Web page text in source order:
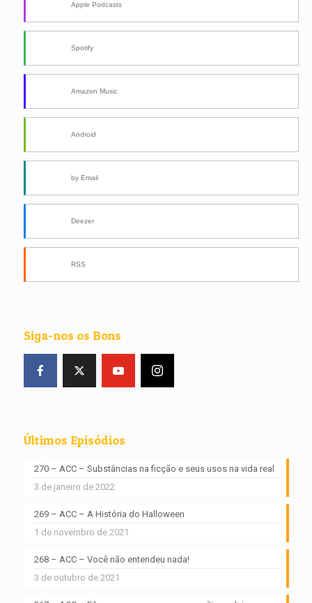
Apple Podcasts
Spotify
Amazon Music
Android
by Email
Deezer
RSS
Siga-nos os Bons
Últimos Episódios
270 – ACC – Substâncias na ficção e seus usos na vida real
3 de janeiro de 2022
269 – ACC – A História do Halloween
1 de novembro de 2021
268 – ACC – Você não entendeu nada!
3 de outubro de 2021